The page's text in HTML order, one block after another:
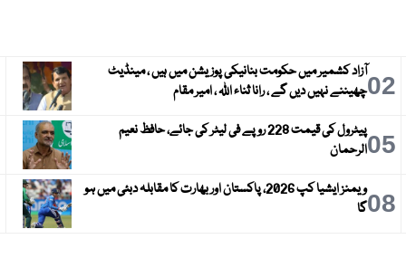
02آزاد کشمیر میں حکومت بنانیکی پوزیشن میں ہیں ، مینڈیٹ
چھیننے نہیں دیں گے ، رانا ثناء اللہ ، امیر مقام
05
پیٹرول کی قیمت 228 روپے فی لیٹر کی جائے، حافظ نعیم
الرحمان
08
ویمنز ایشیا کپ 2026، پاکستان اور بھارت کا مقابلہ دبئی میں ہو
گا